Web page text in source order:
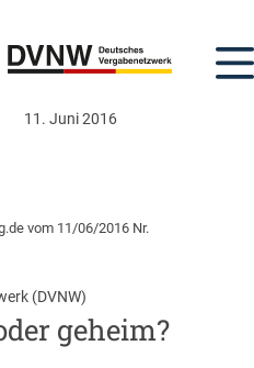
11. Juni 2016
vom 11/06/2016 Nr.
(DVNW)
geheim?